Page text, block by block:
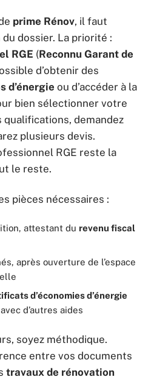
prime Rénov, il faut
dossier. La priorité :
RGE (Reconnu Garant de
d’obtenir des
d’énergie ou d’accéder à la
bien sélectionner votre
demandez
plusieurs devis.
RGE reste la
le reste.
pièces nécessaires :
attestant du revenu fiscal
après ouverture de l’espace
d’économies d’énergie
d’autres aides
soyez méthodique.
entre vos documents
travaux de rénovation